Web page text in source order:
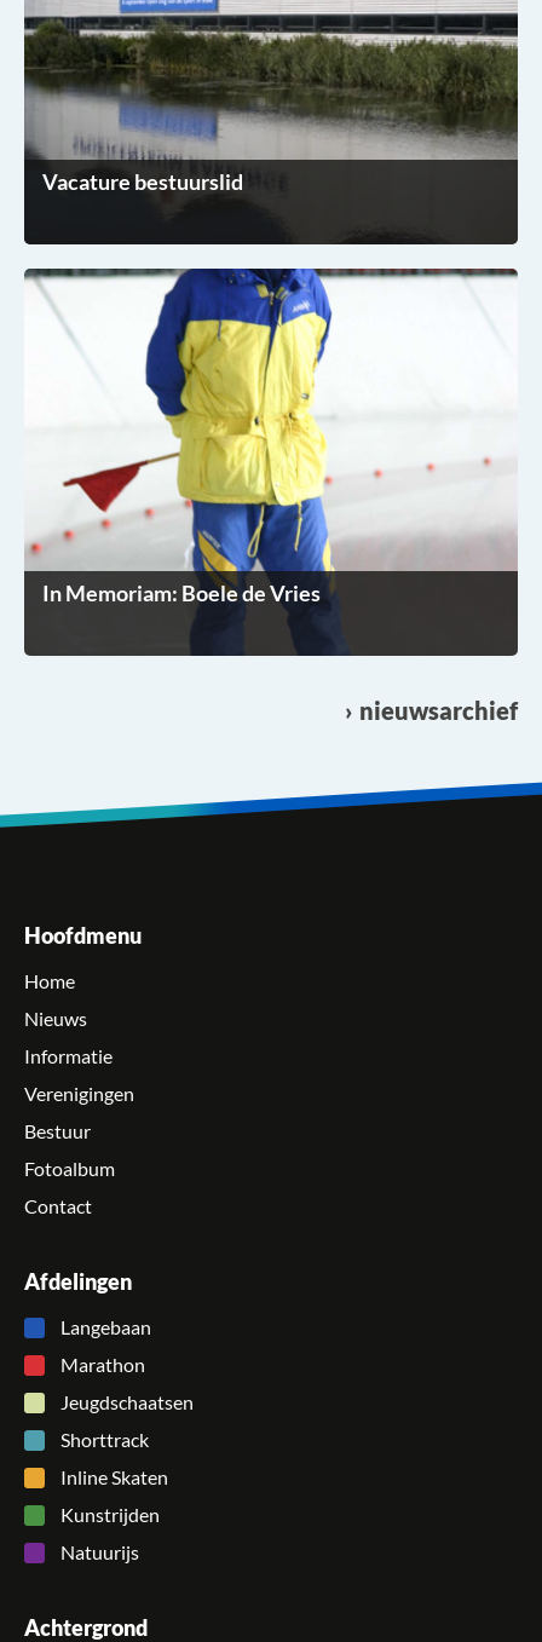
Vacature bestuurslid
In Memoriam: Boele de Vries
nieuwsarchief
Hoofdmenu
Home
Nieuws
Informatie
Verenigingen
Bestuur
Fotoalbum
Contact
Afdelingen
Langebaan
Marathon
Jeugdschaatsen
Shorttrack
Inline Skaten
Kunstrijden
Natuurijs
Achtergrond